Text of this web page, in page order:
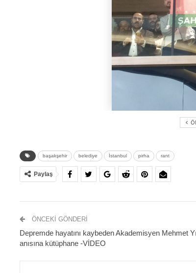
başakşehir belediye İstanbul pirha rant
Paylaş
ÖNCEKI GÖNDERI
Depremde hayatını kaybeden Akademisyen Mehmet
anısına kütüphane -VİDEO